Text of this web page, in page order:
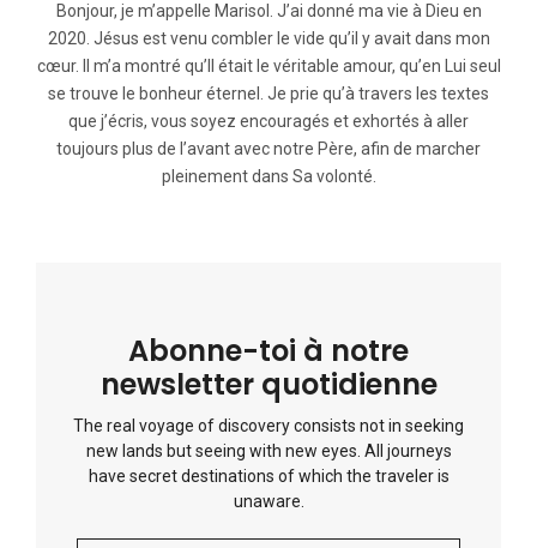
Bonjour, je m’appelle Marisol. J’ai donné ma vie à Dieu en
2020. Jésus est venu combler le vide qu’il y avait dans mon
cœur. Il m’a montré qu’Il était le véritable amour, qu’en Lui seul
se trouve le bonheur éternel. Je prie qu’à travers les textes
que j’écris, vous soyez encouragés et exhortés à aller
toujours plus de l’avant avec notre Père, afin de marcher
pleinement dans Sa volonté.
Abonne-toi à notre
newsletter quotidienne
The real voyage of discovery consists not in seeking
new lands but seeing with new eyes. All journeys
have secret destinations of which the traveler is
unaware.